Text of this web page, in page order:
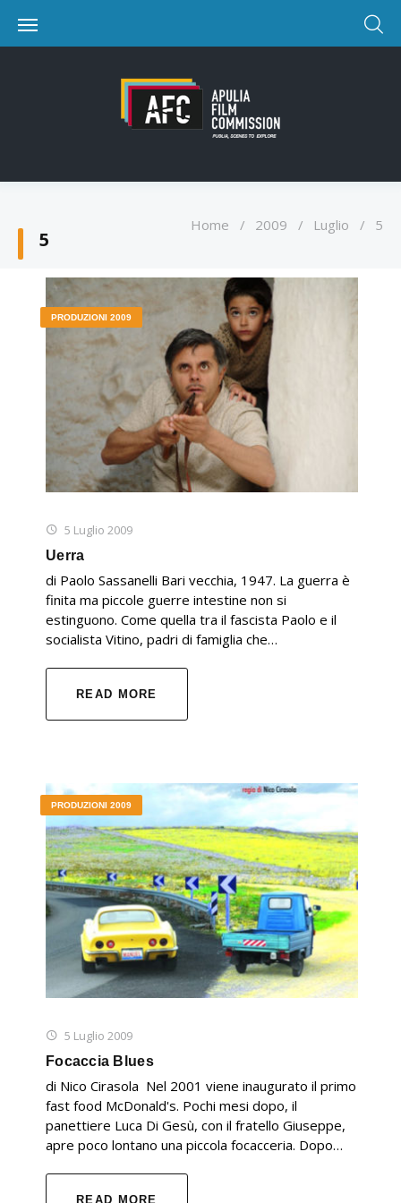
5
Home / 2009 / Luglio / 5
5 Luglio 2009
PRODUZIONI 2009
Uerra
di Paolo Sassanelli Bari vecchia, 1947. La guerra è
finita ma piccole guerre intestine non si
estinguono. Come quella tra il fascista Paolo e il
socialista Vitino, padri di famiglia che…
READ MORE
5 Luglio 2009
PRODUZIONI 2009
Focaccia Blues
di Nico Cirasola Nel 2001 viene inaugurato il primo
fast food McDonald's. Pochi mesi dopo, il
panettiere Luca Di Gesù, con il fratello Giuseppe,
apre poco lontano una piccola focacceria. Dopo…
READ MORE